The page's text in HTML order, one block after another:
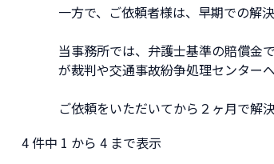
一方で、ご依頼者様は、早期での解
当事務所では、弁護士基準の賠償金
が裁判や交通事故紛争処理センター
ご依頼をいただいてから２ヶ月で解
4 件中 1 から 4 まで表示